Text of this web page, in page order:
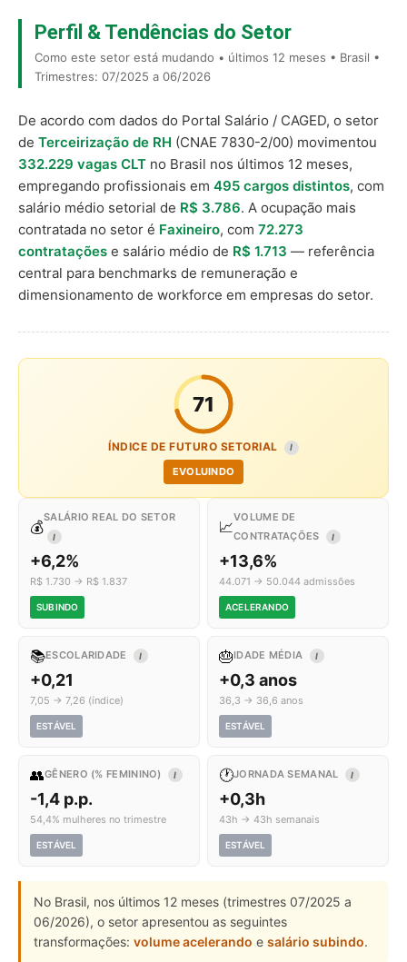
Perfil & Tendências do Setor
Como este setor está mudando • últimos 12 meses • Brasil •
Trimestres: 07/2025 a 06/2026
De acordo com dados do Portal Salário / CAGED, o setor
de Terceirização de RH (CNAE 7830-2/00) movimentou
332.229 vagas CLT no Brasil nos últimos 12 meses,
empregando profissionais em 495 cargos distintos, com
salário médio setorial de R$ 3.786. A ocupação mais
contratada no setor é Faxineiro, com 72.273
contratações e salário médio de R$ 1.713 — referência
central para benchmarks de remuneração e
dimensionamento de workforce em empresas do setor.
71
ÍNDICE DE FUTURO SETORIAL I
EVOLUINDO
💰
SALÁRIO REAL DO SETOR
I
+6,2%
R$ 1.730 → R$ 1.837
SUBINDO
📈
VOLUME DE
CONTRATAÇÕES
I
+13,6%
44.071 → 50.044 admissões
ACELERANDO
📚ESCOLARIDADE I
+0,21
7,05 → 7,26 (índice)
ESTÁVEL
🎂IDADE MÉDIA I
+0,3 anos
36,3 → 36,6 anos
ESTÁVEL
👥GÊNERO (% FEMININO) I
-1,4 p.p.
54,4% mulheres no trimestre
ESTÁVEL
🕐JORNADA SEMANAL I
+0,3h
43h → 43h semanais
ESTÁVEL
No Brasil, nos últimos 12 meses (trimestres 07/2025 a
06/2026), o setor apresentou as seguintes
transformações: volume acelerando e salário subindo.